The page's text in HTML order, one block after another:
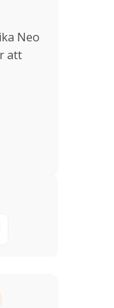
Neo
att